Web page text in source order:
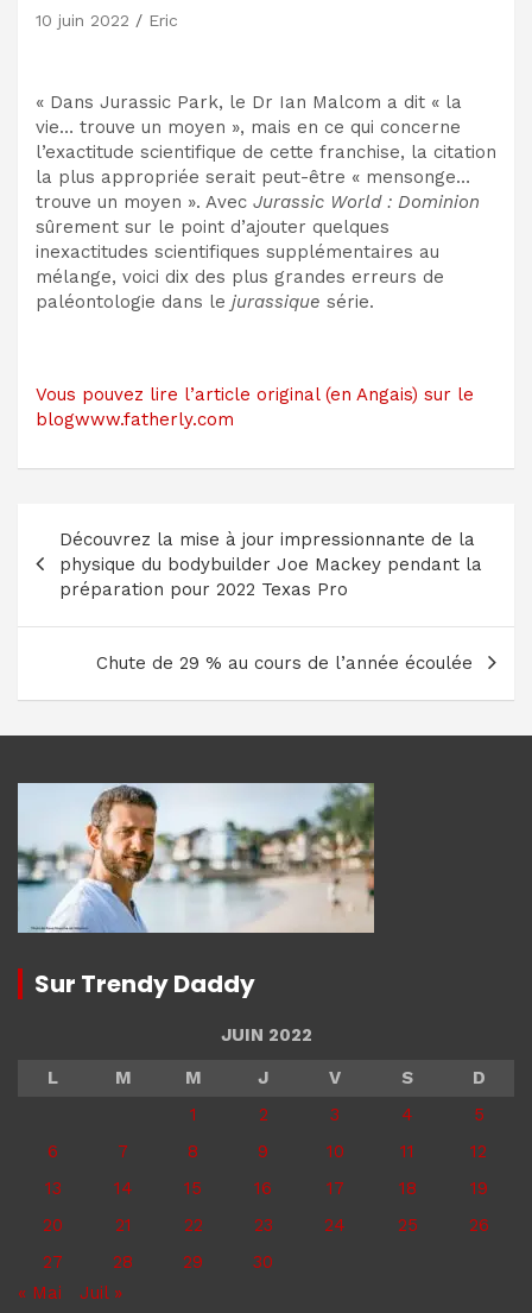
10 juin 2022 Eric
« Dans Jurassic Park, le Dr Ian Malcom a dit « la
vie… trouve un moyen », mais en ce qui concerne
l’exactitude scientifique de cette franchise, la citation
la plus appropriée serait peut-être « mensonge…
trouve un moyen ». Avec Jurassic World : Dominion
sûrement sur le point d’ajouter quelques
inexactitudes scientifiques supplémentaires au
mélange, voici dix des plus grandes erreurs de
paléontologie dans le jurassique série.
Vous pouvez lire l’article original (en Angais) sur le
blogwww.fatherly.com
Navigation
de
l’article
Découvrez la mise à jour impressionnante de la
physique du bodybuilder Joe Mackey pendant la
préparation pour 2022 Texas Pro
Chute de 29 % au cours de l’année écoulée
Sur Trendy Daddy
JUIN 2022
L
M M J V S
D
1
2 3 4
5
6
7 8 9 10 11
12
13
14 15 16 17 18
19
20
21 22 23 24 25
26
27
28 29
30
« Mai
Juil »